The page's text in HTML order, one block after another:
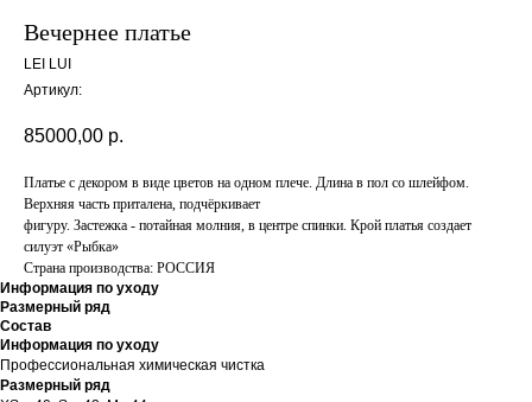
Вечернее платье
LEI LUI
Артикул:
85000,00 р.
Платье с декором в виде цветов на одном плече. Длина в пол со шлейфом.
Верхняя часть приталена, подчёркивает
фигуру. Застежка - потайная молния, в центре спинки. Крой платья создает
силуэт «Рыбка»
Страна производства: РОССИЯ
Информация по уходу
Размерный ряд
Состав
Информация по уходу
Профессиональная химическая чистка
Размерный ряд